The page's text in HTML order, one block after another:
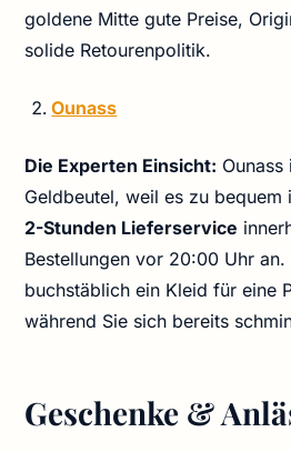
goldene Mitte gute Preise,
solide Retourenpolitik.
Ounass
Die Experten Einsicht:
Geldbeutel, weil es zu bequem
2-Stunden Lieferservice
Bestellungen vor 20:00 Uhr an.
buchstäblich ein Kleid für eine
während Sie sich bereits
Geschenke &